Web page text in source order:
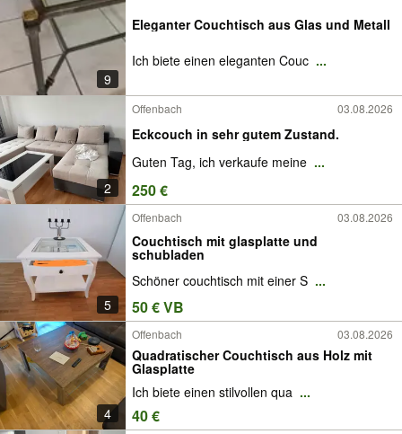
9
Eleganter Couchtisch aus Glas und Metall
Ich biete einen eleganten Couc ...
2
Offenbach 03.08.2026
Eckcouch in sehr gutem Zustand.
Guten Tag, ich verkaufe meine ...
250 €
5
Offenbach 03.08.2026
Couchtisch mit glasplatte und
schubladen
Schöner couchtisch mit einer S ...
50 € VB
4
Offenbach 03.08.2026
Quadratischer Couchtisch aus Holz mit
Glasplatte
Ich biete einen stilvollen qua ...
40 €